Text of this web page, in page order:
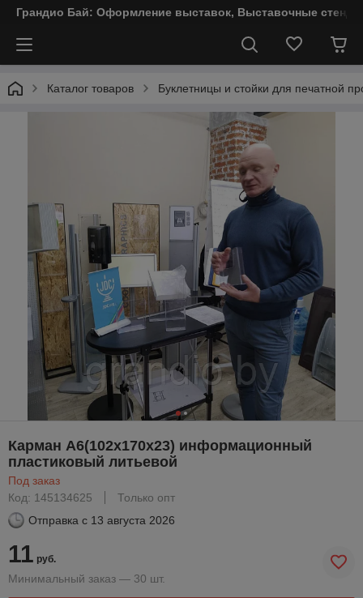
Грандио Бай: Оформление выставок, Выставочные
Каталог товаров Буклетницы и стойки для печатной
Карман А6(102х170х23) информационный
пластиковый литьевой
Под заказ
Код: 145134625
Только опт
Отправка с 13 августа 2026
11 руб.
Минимальный заказ — 30 шт.